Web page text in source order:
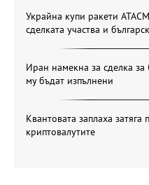
Украйна купи ракети
сделката участва и
Иран намекна за сделка
му бъдат изпълнени
Квантовата заплаха
криптовалутите